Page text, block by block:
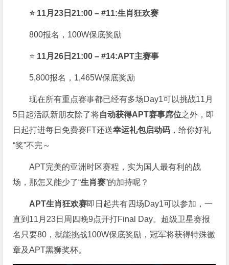
⭐ 11月23日21:00 – #11:生肖狂欢赛
800报名，100W保底奖励
⭐ 11月26日21:00 – #14:APT主赛事
5,800报名，1,465W保底奖励
现在所有重点赛事都已经有多场Day1可以挑战11月
5日起活跃新朋友除了将自动获得APT赛事席位之外，即
日起打进每日免费赛FT还送幸运礼包启动码 ，给你好礼
“奖”不完～
APT完美的亚洲时区赛程，实为国人最有利的战
场，那怎又能少了“生肖赛”的加持呢？
APT生肖狂欢赛即日起共有四场Day1可以参加，一
直到11月23日周四晚9点开打Final Day。超级卫星赛报
名只要80，就能挑战100W保底奖励，冠军将获得特殊徽
章及APT黑狮奖杯。